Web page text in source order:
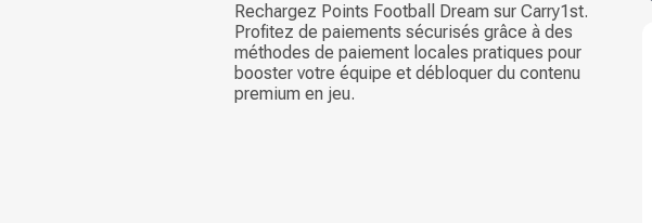
Rechargez Points Football Dream sur Carry1st.
Profitez de paiements sécurisés grâce à des
méthodes de paiement locales pratiques pour
booster votre équipe et débloquer du contenu
premium en jeu.